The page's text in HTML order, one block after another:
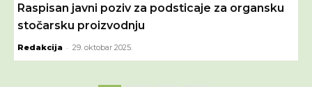
Raspisan javni poziv za podsticaje za organsku
stočarsku proizvodnju
Redakcija - 29. oktobar 2025.